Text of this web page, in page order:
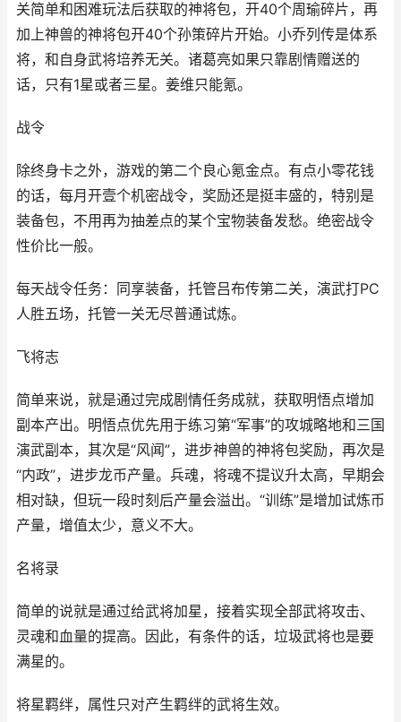
关简单和困难玩法后获取的神将包，开40个周瑜碎片，再
加上神兽的神将包开40个孙策碎片开始。小乔列传是体系
将，和自身武将培养无关。诸葛亮如果只靠剧情赠送的
话，只有1星或者三星。姜维只能氪。
战令
除终身卡之外，游戏的第二个良心氪金点。有点小零花钱
的话，每月开壹个机密战令，奖励还是挺丰盛的，特别是
装备包，不用再为抽差点的某个宝物装备发愁。绝密战令
性价比一般。
每天战令任务：同享装备，托管吕布传第二关，演武打PC
人胜五场，托管一关无尽普通试炼。
飞将志
简单来说，就是通过完成剧情任务成就，获取明悟点增加
副本产出。明悟点优先用于练习第“军事”的攻城略地和三国
演武副本，其次是“风闻”，进步神兽的神将包奖励，再次是
“内政”，进步龙币产量。兵魂，将魂不提议升太高，早期会
相对缺，但玩一段时刻后产量会溢出。“训练”是增加试炼币
产量，增值太少，意义不大。
名将录
简单的说就是通过给武将加星，接着实现全部武将攻击、
灵魂和血量的提高。因此，有条件的话，垃圾武将也是要
满星的。
将星羁绊，属性只对产生羁绊的武将生效。